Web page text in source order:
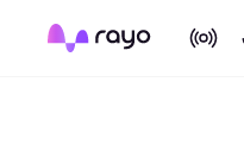
On Air